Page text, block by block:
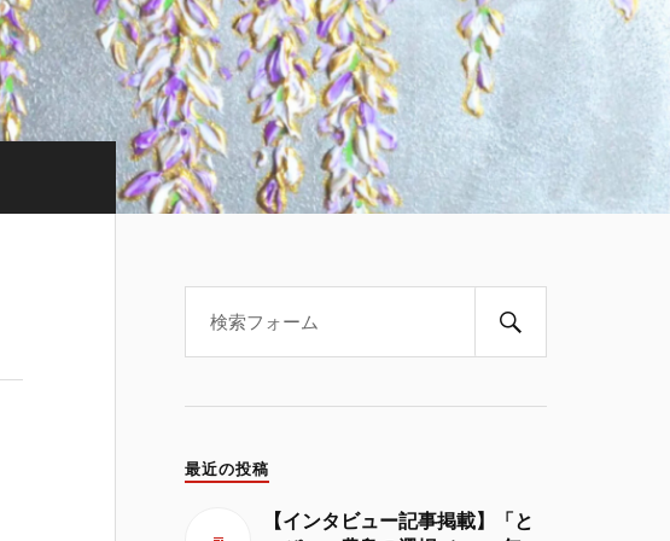
最近の投稿
【インタビュー記事掲載】「と